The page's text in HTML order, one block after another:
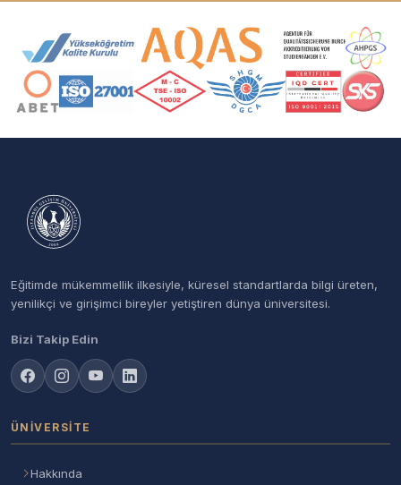
Akreditasyon ve Üyelik Logoları
Eğitimde mükemmellik ilkesiyle, küresel standartlarda bilgi üreten,
yenilikçi ve girişimci bireyler yetiştiren dünya üniversitesi.
Bizi Takip Edin
ÜNIVERSITE
Hakkında